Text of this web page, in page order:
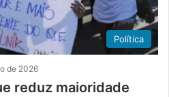
Política
de 2026
reduz maioridade